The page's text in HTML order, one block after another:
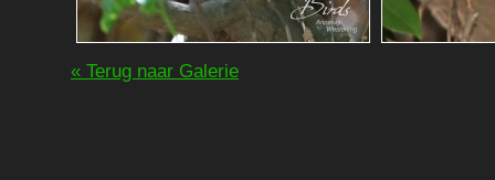
« Terug naar Galerie